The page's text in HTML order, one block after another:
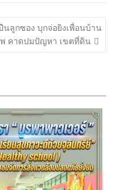
ลูกซอง บุกจ่อยิงเพื่อนบ้าน
คาดปมปัญหา เขตที่ดิน